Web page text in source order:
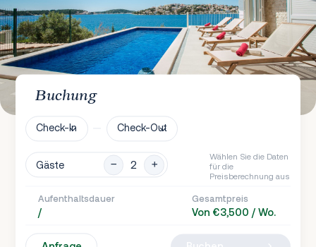
Buchung
Check-In Check-Out
Gäste
Wählen Sie die Daten
für die
Preisberechnung aus
Aufenthaltsdauer
/
Gesamtpreis
Von €3,500 / Wo.